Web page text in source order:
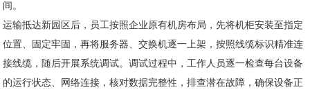
间。
运输抵达新园区后，员工按照企业原有机房布局，先将机柜安装至指定
位置、固定牢固，再将服务器、交换机逐一上架，按照线缆标识精准连
接线缆，随后开展系统调试。调试过程中，工作人员逐一检查每台设备
的运行状态、网络连接，核对数据完整性，排查潜在故障，确保设备正